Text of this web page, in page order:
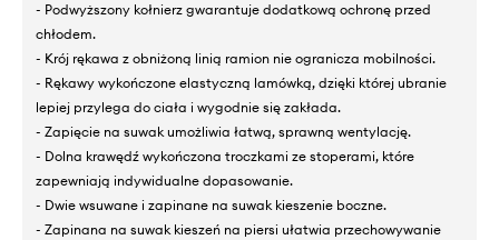
- Podwyższony kołnierz gwarantuje dodatkową ochronę przed
chłodem.
- Krój rękawa z obniżoną linią ramion nie ogranicza mobilności.
- Rękawy wykończone elastyczną lamówką, dzięki której ubranie
lepiej przylega do ciała i wygodnie się zakłada.
- Zapięcie na suwak umożliwia łatwą, sprawną wentylację.
- Dolna krawędź wykończona troczkami ze stoperami, które
zapewniają indywidualne dopasowanie.
- Dwie wsuwane i zapinane na suwak kieszenie boczne.
- Zapinana na suwak kieszeń na piersi ułatwia przechowywanie